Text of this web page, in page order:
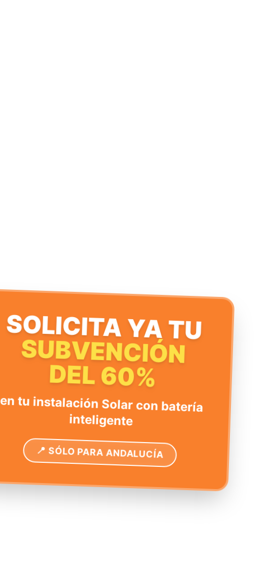
SOLICITA YA TU
SUBVENCIÓN
DEL 60%
en tu instalación Solar con batería
inteligente
📍 SÓLO PARA ANDALUCÍA